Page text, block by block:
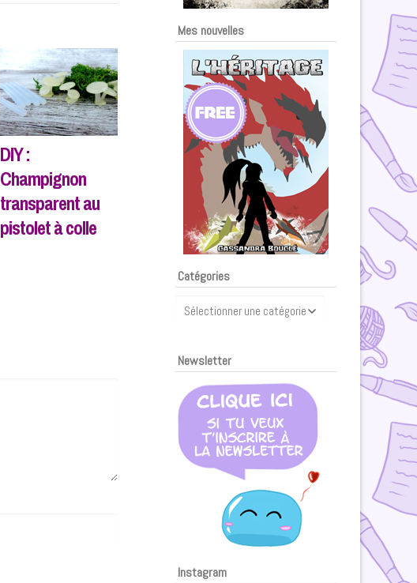
DIY :
Champignon
transparent au
pistolet à colle
Mes nouvelles
Catégories
Newsletter
Instagram